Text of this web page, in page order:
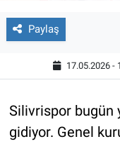
Paylaş
17.05.2026 -
Silivrispor bugün
gidiyor. Genel